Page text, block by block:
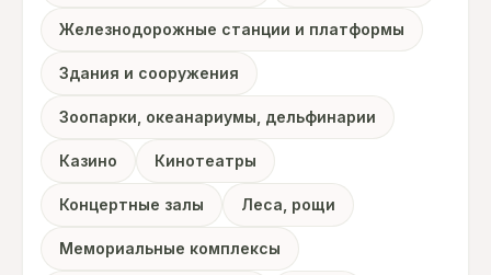
Железнодорожные станции и платформы
Здания и сооружения
Зоопарки, океанариумы, дельфинарии
Казино Кинотеатры
Концертные залы Леса, рощи
Мемориальные комплексы